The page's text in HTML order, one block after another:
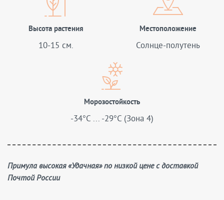
Высота растения
10-15 см.
Местоположение
Солнце-полутень
Морозостойкость
-34°C ... -29°C (Зона 4)
Примула высокая «Удачная» по низкой цене с доставкой
Почтой России